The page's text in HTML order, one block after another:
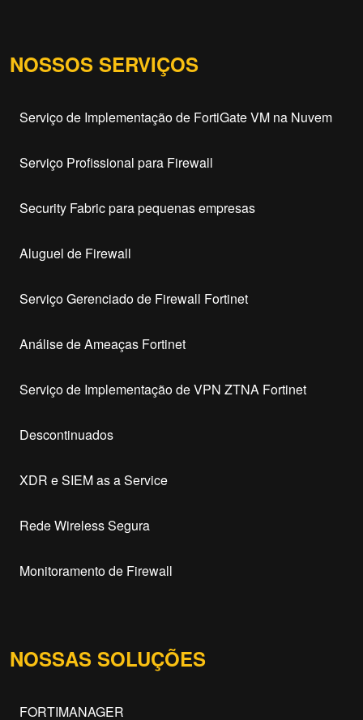
NOSSOS SERVIÇOS
Serviço de Implementação de FortiGate VM na Nuvem
Serviço Profissional para Firewall
Security Fabric para pequenas empresas
Aluguel de Firewall
Serviço Gerenciado de Firewall Fortinet
Análise de Ameaças Fortinet
Serviço de Implementação de VPN ZTNA Fortinet
Descontinuados
XDR e SIEM as a Service
Rede Wireless Segura
Monitoramento de Firewall
NOSSAS SOLUÇÕES
FORTIMANAGER